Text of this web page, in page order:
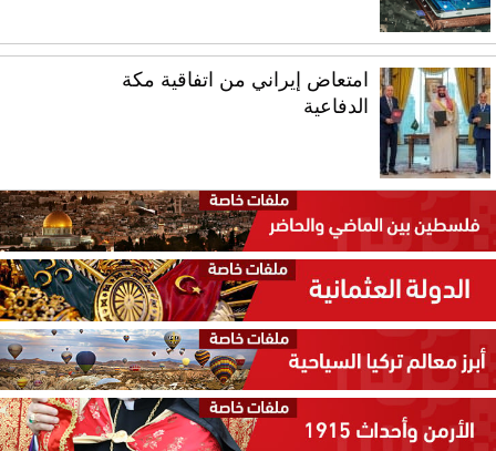
امتعاض إيراني من اتفاقية مكة
الدفاعية